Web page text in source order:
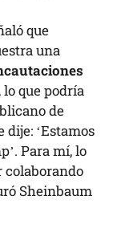
que
una
que podría
de
dije: ‘Estamos
Para mí, lo
colaborando
Sheinbaum